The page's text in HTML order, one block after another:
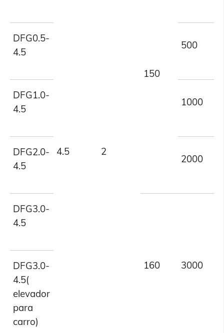
4.5 2
150
DFG0.5-
4.5
500
DFG1.0-
4.5
1000
DFG2.0-
4.5
2000
DFG3.0-
4.5
160 3000
DFG3.0-
4.5(
elevador
para
carro)